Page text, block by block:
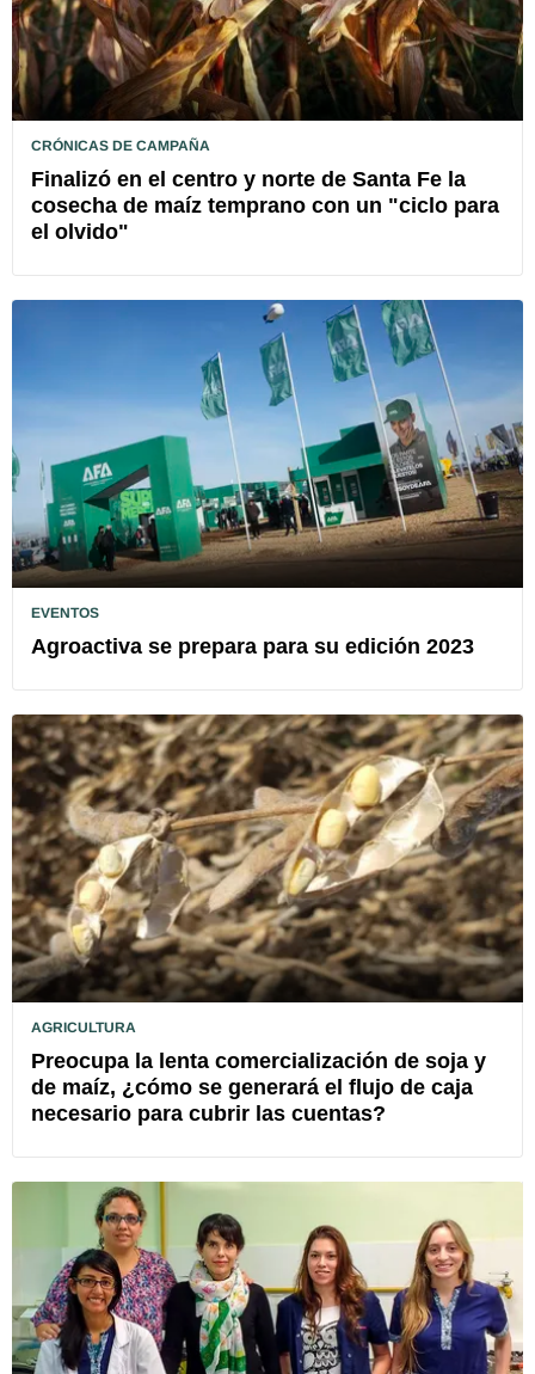
CRÓNICAS DE CAMPAÑA
Finalizó en el centro y norte de Santa Fe la
cosecha de maíz temprano con un "ciclo para
el olvido"
EVENTOS
Agroactiva se prepara para su edición 2023
AGRICULTURA
Preocupa la lenta comercialización de soja y
de maíz, ¿cómo se generará el flujo de caja
necesario para cubrir las cuentas?